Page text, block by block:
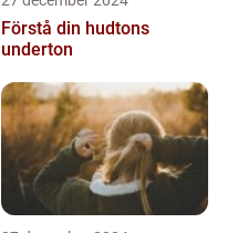
Förstå din hudtons
underton